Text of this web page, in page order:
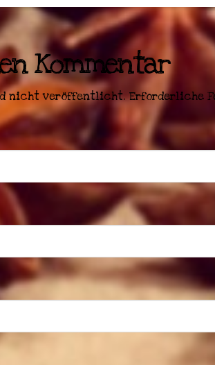
Kommentar
nicht veröffentlicht.Erforderliche